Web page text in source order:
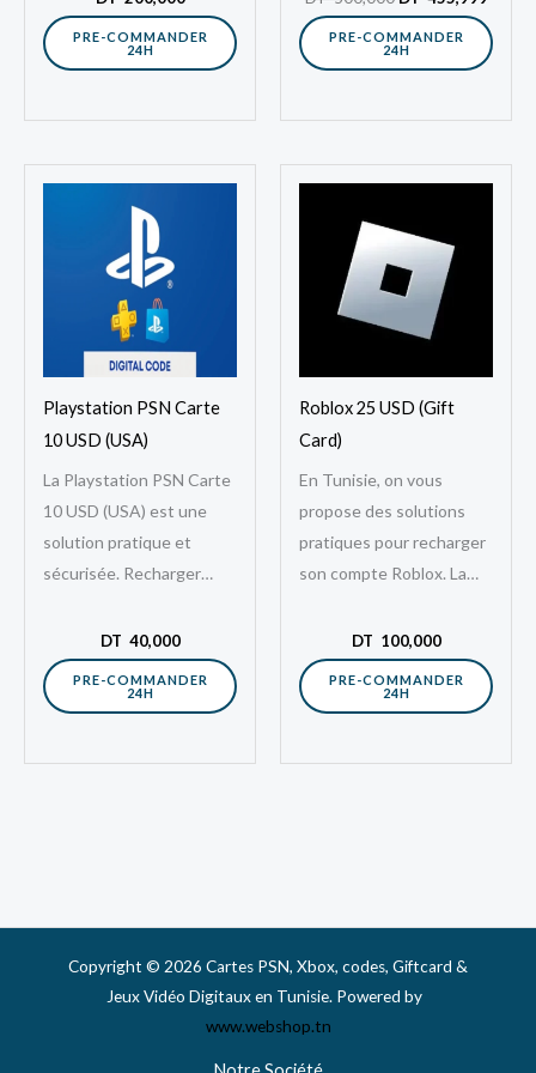
digitale qui…
PRE-COMMANDER
24H
(Meta Ads) vous permet
d’accéder…
PRE-COMMANDER
24H
Playstation PSN Carte
10 USD (USA)
La Playstation PSN Carte
10 USD (USA) est une
solution pratique et
sécurisée. Recharger
sur le PlayStation Store
américain. Joueur
passionné ou
DT 40,000
PRE-COMMANDER
24H
Roblox 25 USD (Gift
Card)
En Tunisie, on vous
propose des solutions
pratiques pour recharger
son compte Roblox. La
Tunisie est une solution
digitale qui…
DT 100,000
PRE-COMMANDER
24H
Copyright © 2026 Cartes PSN, Xbox, codes, Giftcard &
Jeux Vidéo Digitaux en Tunisie. Powered by
www.webshop.tn